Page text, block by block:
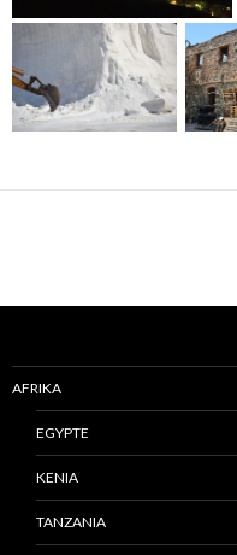
AFRIKA
EGYPTE
KENIA
TANZANIA